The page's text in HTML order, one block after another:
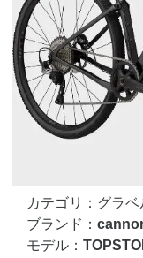
カテゴリ：グラベ
ブランド：
モデル：